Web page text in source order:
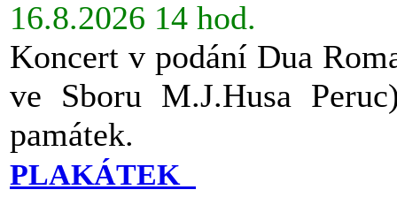
16.8.2026 14 hod.
Koncert v podání Dua
ve Sboru M.J.Husa
památek.
PLAKÁTEK